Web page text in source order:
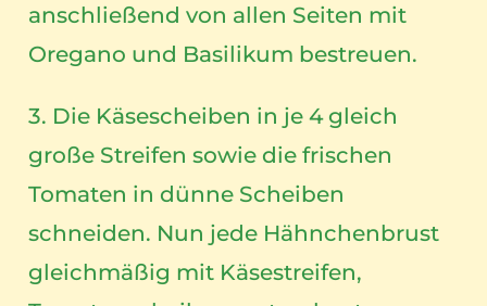
anschließend von allen Seiten mit
Oregano und Basilikum bestreuen.
3. Die Käsescheiben in je 4 gleich
große Streifen sowie die frischen
Tomaten in dünne Scheiben
schneiden. Nun jede Hähnchenbrust
gleichmäßig mit Käsestreifen,